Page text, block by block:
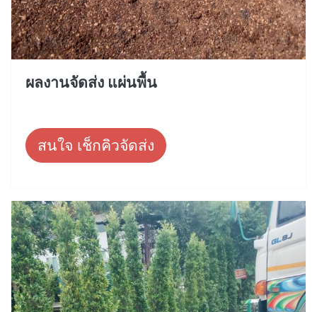
ผลงานจัดส่ง แผ่นพื้น
สนใจ เช็กคิวจัดส่ง